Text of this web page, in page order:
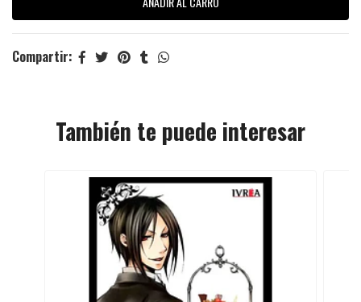
Compartir:
También te puede interesar